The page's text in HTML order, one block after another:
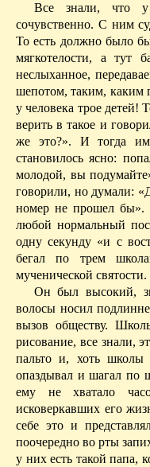
Все знали, что у
сочувственно. С ним
То есть должно было
мягкотелости, а тут
неслыханное,
шепотом, таким, каким
у человека трое детей!
верить в такое и
же это?». И тогда
становилось ясно:
молодой, вы
говорили, но думали:
номер не прошел бы».
любой нормальный
одну секунду «и с
бегал по трем
мученической святости.
Он был высокий,
волосы носил
вызов обществу.
рисование, все знали,
пальто и, хоть школы
опаздывал и шагал по
ему не хватало
исковеркавших его
себе это и
поочередно во рты
у них есть такой папа,